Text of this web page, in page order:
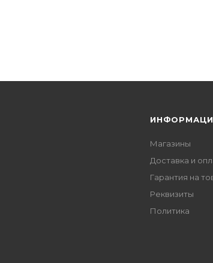
Магазины
Доставка и
Гарантия на
Реквизиты
Политика